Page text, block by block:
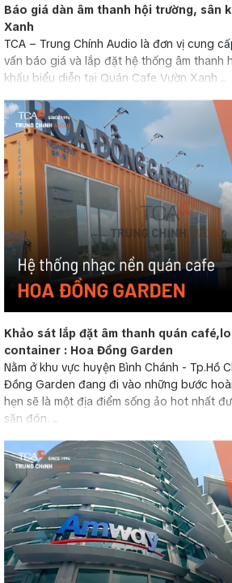
Báo giá dàn âm thanh hội trường, sân
Xanh
TCA – Trung Chính Audio là đơn vị cung
vấn báo giá và lắp đặt hệ thống âm thanh
khấu biểu diễn tại Quán Cafe Vườn Xanh ...
Khảo sát lắp đặt âm thanh quán
container : Hoa Đồng Garden
Nằm ở khu vực huyện Bình Chánh - Tp.Hồ
Đồng Garden đang đi vào những bước
hẹn sẽ là một địa điểm sống ảo hot nhất
săn đón. ...